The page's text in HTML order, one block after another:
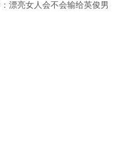
漂亮女人会不会输给英俊男